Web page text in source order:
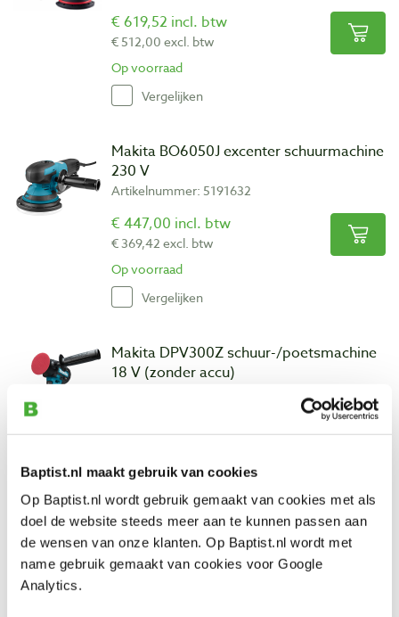
Baptist.nl maakt gebruik van cookies
Op Baptist.nl wordt gebruik gemaakt van cookies met als
doel de website steeds meer aan te kunnen passen aan
de wensen van onze klanten. Op Baptist.nl wordt met
name gebruik gemaakt van cookies voor Google
Analytics.
€ 619,52 incl. btw
€ 512,00 excl. btw
Op voorraad
Vergelijken
Makita BO6050J excenter schuurmachine
230 V
Artikelnummer: 5191632
€ 447,00 incl. btw
€ 369,42 excl. btw
Op voorraad
Vergelijken
Makita DPV300Z schuur-/poetsmachine
18 V (zonder accu)
Op voorraad
Vergelijken
Makita 9032 stripschuurmachine 230 V
Artikelnummer: 842791